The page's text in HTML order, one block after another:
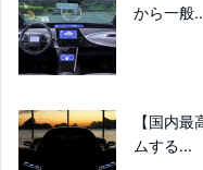
から一般
【国内
ムする...